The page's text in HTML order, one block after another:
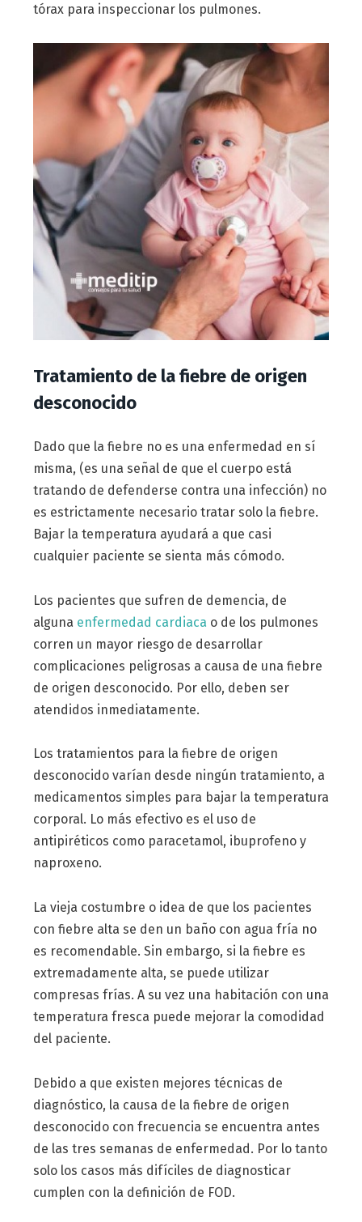
tórax para inspeccionar los pulmones.
Tratamiento de la fiebre de origen
desconocido
Dado que la fiebre no es una enfermedad en sí
misma, (es una señal de que el cuerpo está
tratando de defenderse contra una infección) no
es estrictamente necesario tratar solo la fiebre.
Bajar la temperatura ayudará a que casi
cualquier paciente se sienta más cómodo.
Los pacientes que sufren de demencia, de
alguna enfermedad cardiaca o de los pulmones
corren un mayor riesgo de desarrollar
complicaciones peligrosas a causa de una fiebre
de origen desconocido. Por ello, deben ser
atendidos inmediatamente.
Los tratamientos para la fiebre de origen
desconocido varían desde ningún tratamiento, a
medicamentos simples para bajar la temperatura
corporal. Lo más efectivo es el uso de
antipiréticos como paracetamol, ibuprofeno y
naproxeno.
La vieja costumbre o idea de que los pacientes
con fiebre alta se den un baño con agua fría no
es recomendable. Sin embargo, si la fiebre es
extremadamente alta, se puede utilizar
compresas frías. A su vez una habitación con una
temperatura fresca puede mejorar la comodidad
del paciente.
Debido a que existen mejores técnicas de
diagnóstico, la causa de la fiebre de origen
desconocido con frecuencia se encuentra antes
de las tres semanas de enfermedad. Por lo tanto
solo los casos más difíciles de diagnosticar
cumplen con la definición de FOD.